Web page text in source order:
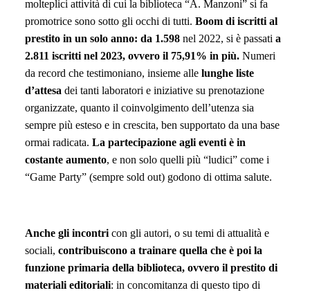
molteplici attività di cui la biblioteca “A. Manzoni” si fa
promotrice sono sotto gli occhi di tutti. Boom di iscritti al
prestito in un solo anno: da 1.598 nel 2022, si è passati a
2.811 iscritti nel 2023, ovvero il 75,91% in più. Numeri
da record che testimoniano, insieme alle lunghe liste
d’attesa dei tanti laboratori e iniziative su prenotazione
organizzate, quanto il coinvolgimento dell’utenza sia
sempre più esteso e in crescita, ben supportato da una base
ormai radicata. La partecipazione agli eventi è in
costante aumento, e non solo quelli più “ludici” come i
“Game Party” (sempre sold out) godono di ottima salute.
Anche gli incontri con gli autori, o su temi di attualità e
sociali, contribuiscono a trainare quella che è poi la
funzione primaria della biblioteca, ovvero il prestito di
materiali editoriali: in concomitanza di questo tipo di